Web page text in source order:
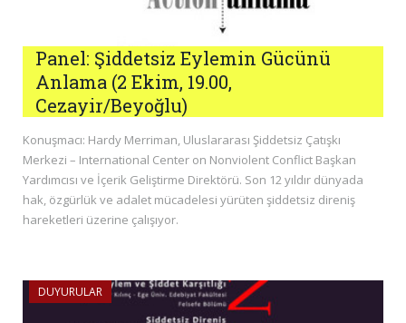
Panel: Şiddetsiz Eylemin Gücünü
Anlama (2 Ekim, 19.00,
Cezayir/Beyoğlu)
Konuşmacı: Hardy Merriman, Uluslararası Şiddetsiz Çatışkı
Merkezi – International Center on Nonviolent Conflict Başkan
Yardımcısı ve İçerik Geliştirme Direktörü. Son 12 yıldır dünyada
hak, özgürlük ve adalet mücadelesi yürüten şiddetsiz direniş
hareketleri üzerine çalışıyor.
DUYURULAR